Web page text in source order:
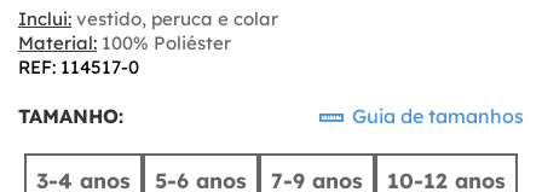
Inclui: vestido, peruca e colar
Material: 100% Poliéster
REF: 114517-0
TAMANHO: Guia de tamanhos
3-4 anos 5-6 anos 7-9 anos 10-12 anos